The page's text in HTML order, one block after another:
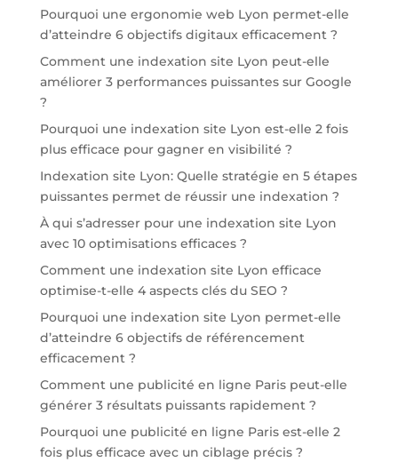
Pourquoi une ergonomie web Lyon permet-elle
d’atteindre 6 objectifs digitaux efficacement ?
Comment une indexation site Lyon peut-elle
améliorer 3 performances puissantes sur Google
?
Pourquoi une indexation site Lyon est-elle 2 fois
plus efficace pour gagner en visibilité ?
Indexation site Lyon: Quelle stratégie en 5 étapes
puissantes permet de réussir une indexation ?
À qui s’adresser pour une indexation site Lyon
avec 10 optimisations efficaces ?
Comment une indexation site Lyon efficace
optimise-t-elle 4 aspects clés du SEO ?
Pourquoi une indexation site Lyon permet-elle
d’atteindre 6 objectifs de référencement
efficacement ?
Comment une publicité en ligne Paris peut-elle
générer 3 résultats puissants rapidement ?
Pourquoi une publicité en ligne Paris est-elle 2
fois plus efficace avec un ciblage précis ?